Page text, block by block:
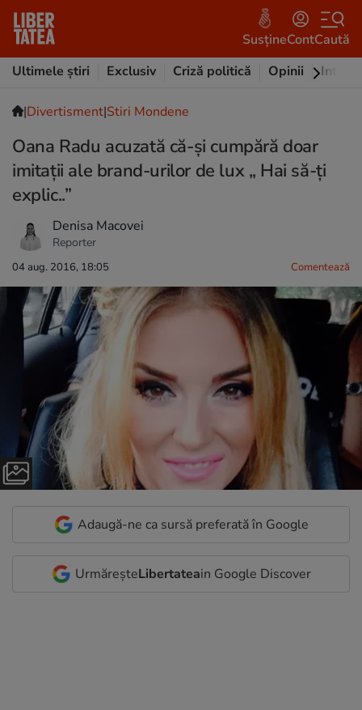
SusțineContCaută
Ultimele știri
Exclusiv Criză politică Opinii
|Divertisment|Stiri Mondene
Oana Radu acuzată că-și cumpără doar
imitații ale brand-urilor de lux „ Hai să-ți
explic..”
Denisa Macovei
Reporter
04 aug. 2016, 18:05 Comentează
Adaugă-ne ca sursă preferată în Google
UrmăreșteLibertateain Google Discover